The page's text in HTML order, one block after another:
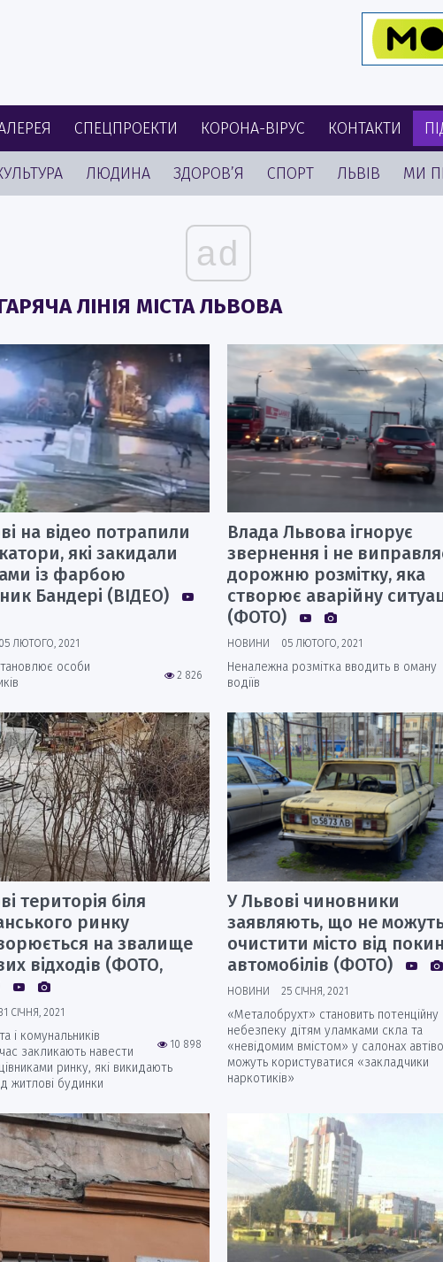
СПЕЦПРОЕКТИ КОРОНА-ВІРУС КОНТАКТИ
ЛЮДИНА ЗДОРОВ’Я СПОРТ ЛЬВІВ МИ
ad
ЛІНІЯ МІСТА ЛЬВОВА
на відео потрапили
які закидали
із фарбою
Бандері (ВІДЕО)
05 ЛЮТОГО, 2021
2 826
особи
Влада Львова ігнорує
звернення і не
дорожню розмітку, яка
створює аварійну
(ФОТО)
НОВИНИ 05 ЛЮТОГО, 2021
Неналежна розмітка вводить в оману
водіїв
територія біля
ринку
на звалище
відходів (ФОТО,
СІЧНЯ, 2021
10 898
і комунальників
закликають навести
ринку, які викидають
житлові будинки
У Львові чиновники
заявляють, що не
очистити місто від
автомобілів (ФОТО)
НОВИНИ 25 СІЧНЯ, 2021
«Металобрухт» становить потенційну
небезпеку дітям уламками скла та
«невідомим вмістом» у салонах
можуть користуватися «закладчики
наркотиків»